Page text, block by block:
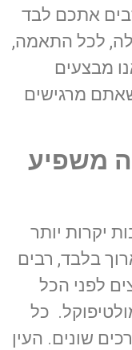
אתכם לבד
לכל התאמה,
מבצעים
מרגישים
משפיע
יקרות יותר
בלבד, רבים
לפני הכל
כל
שונים. העין